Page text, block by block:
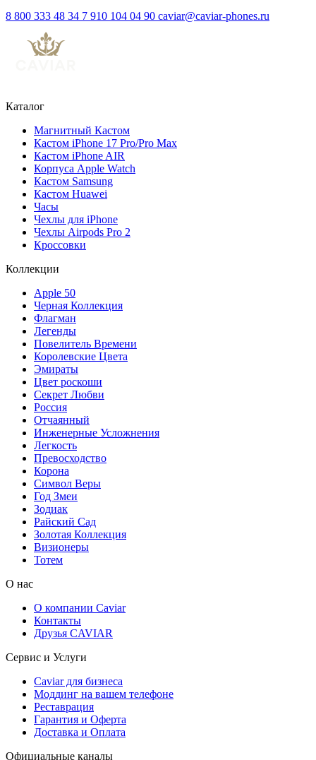
8 800 333 48 34 7 910 104 04 90 caviar@caviar-phones.ru
Каталог
Магнитный Кастом
Кастом iPhone 17 Pro/Pro Max
Кастом iPhone AIR
Корпуса Apple Watch
Кастом Samsung
Кастом Huawei
Часы
Чехлы для iPhone
Чехлы Airpods Pro 2
Кроссовки
Коллекции
Apple 50
Черная Коллекция
Флагман
Легенды
Повелитель Времени
Королевские Цвета
Эмираты
Цвет роскоши
Секрет Любви
Россия
Отчаянный
Инженерные Усложнения
Легкость
Превосходство
Корона
Символ Веры
Год Змеи
Зодиак
Райский Сад
Золотая Коллекция
Визионеры
Тотем
О нас
О компании Caviar
Контакты
Друзья CAVIAR
Сервис и Услуги
Caviar для бизнеса
Моддинг на вашем телефоне
Реставрация
Гарантия и Оферта
Доставка и Оплата
Официальные каналы